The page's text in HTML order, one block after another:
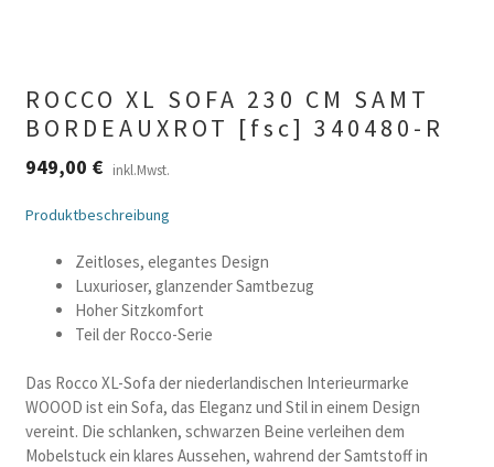
ROCCO XL SOFA 230 CM SAMT
BORDEAUXROT [fsc] 340480-R
949,00 € inkl.Mwst.
Produktbeschreibung
Zeitloses, elegantes Design
Luxurioser, glanzender Samtbezug
Hoher Sitzkomfort
Teil der Rocco-Serie
Das Rocco XL-Sofa der niederlandischen Interieurmarke
WOOOD ist ein Sofa, das Eleganz und Stil in einem Design
vereint. Die schlanken, schwarzen Beine verleihen dem
Mobelstuck ein klares Aussehen, wahrend der Samtstoff in